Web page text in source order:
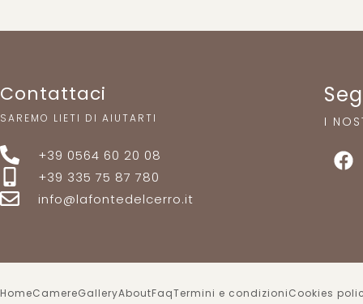
Contattaci
SAREMO LIETI DI AIUTARTI
+39 0564 60 20 08
+39 335 75 87 780
info@lafontedelcerro.it
I
HomeCamereGalleryAboutFaqTermini e condizioniCookies